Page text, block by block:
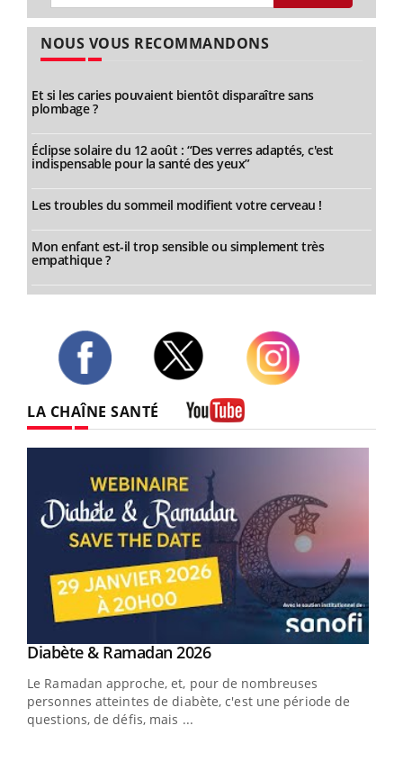
NOUS VOUS RECOMMANDONS
Et si les caries pouvaient bientôt disparaître sans
plombage ?
Éclipse solaire du 12 août : “Des verres adaptés, c'est
indispensable pour la santé des yeux”
Les troubles du sommeil modifient votre cerveau !
Mon enfant est-il trop sensible ou simplement très
empathique ?
LA CHAÎNE SANTÉ
Youtube
Diabète & Ramadan 2026Youtube
Le Ramadan approche, et, pour de nombreuses
personnes atteintes de diabète, c'est une période de
questions, de défis, mais ...